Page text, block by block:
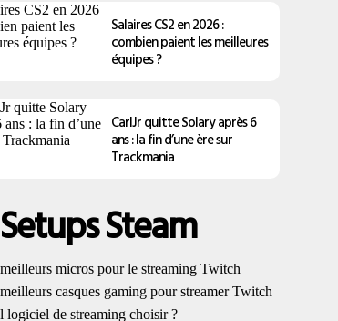
Salaires CS2 en 2026 :
combien paient les meilleures
équipes ?
CarlJr quitte Solary après 6
ans : la fin d’une ère sur
Trackmania
Setups Steam